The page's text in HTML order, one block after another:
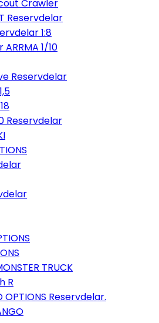
Crawler
Reservdelar
1:8
1/10
Reservdelar
Reservdelar
TRUCK
R
OPTIONS Reservdelar.